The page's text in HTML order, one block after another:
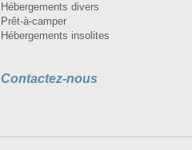
Hébergements divers
Prêt-à-camper
Hébergements insolites
Contactez-nous